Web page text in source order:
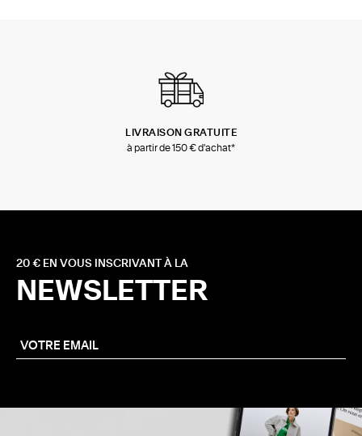
LIVRAISON GRATUITE
à partir de 150 € d'achat*
20 € EN VOUS INSCRIVANT À LA
NEWSLETTER